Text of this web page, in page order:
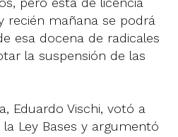
recién mañana se podrá
esa docena de radicales
la suspensión de las
Eduardo Vischi, votó a
Ley Bases y argumentó